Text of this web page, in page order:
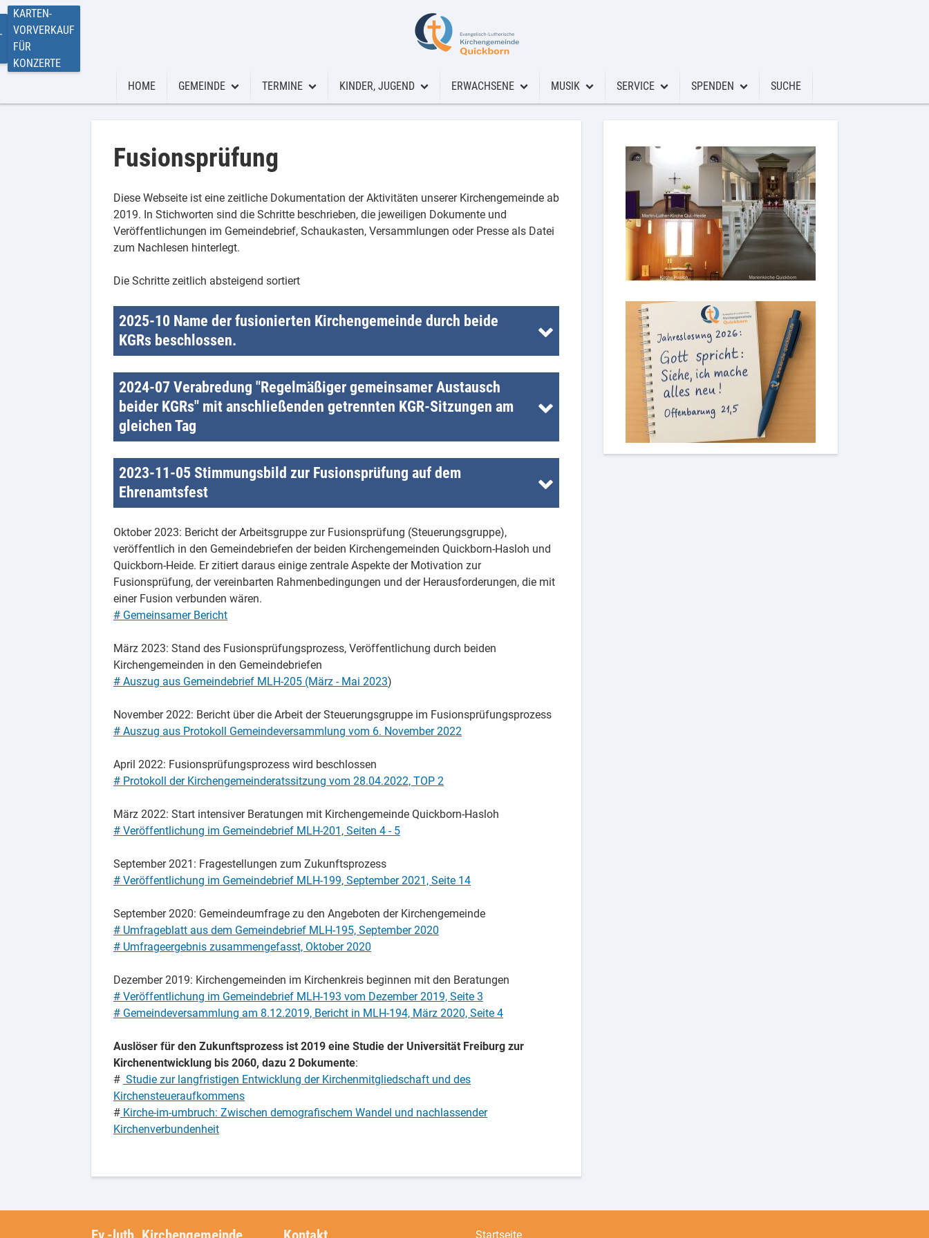
KARTEN-
VORVERKAUF
FÜR
KONZERTE
HOME
GEMEINDE
Ein Leben lang
Friedhof
Kirchengemeinderat
TERMINE
Konzerte
Proben Musik
KINDER, JUGEND
Kinderkirche
Kitas
Pfadfinder
ERWACHSENE
Seniorenarbeit
Töpferkreis
MUSIK
Kantorei
Kinder- und Jugendchor
Orgel
SERVICE
Anmeldungen Taufe, Konfi, Hochzeit usw
Glaube
Gemeindebriefe
Schutzkonzept
Geschäftsordnung Quickborn
Fusion
Angebote extern
SPENDEN SUCHE
Fusionsprüfung
Diese Webseite ist eine zeitliche Dokumentation der Aktivitäten unserer Kirchengemeinde ab
2019. In Stichworten sind die Schritte beschrieben, die jeweiligen Dokumente und
Veröffentlichungen im Gemeindebrief, Schaukasten, Versammlungen oder Presse als Datei
zum Nachlesen hinterlegt.
Die Schritte zeitlich absteigend sortiert
2025-10 Name der fusionierten Kirchengemeinde durch beide
KGRs beschlossen.
Die voraussichtlich am 1. Januar 2026 fusionierte neue Kirchenmeinde (Fusion der
Kirchengemeinden Quickborn-Hasloh und Quickborn-Heide) hat den Namen "Ev. - luth.
Kirchengemeinde Quickborn". Das haben beide Kirchengemeinderäte in den Sitzungen
September bzw. Oktober 2025 beschlossen.
2024-07 Verabredung "Regelmäßiger gemeinsamer Austausch
beider KGRs" mit anschließenden getrennten KGR-Sitzungen am
gleichen Tag
Nach einer gemeinsamen Andacht werden die aktuellen Punkte der Fusionsgruppe
besprochen und daraus ggf. Beschlüsse für die KGRs vorbereitet. Diese gemeinsamen
Treffen sind bis zur Fusion keine offiziellen Sitzungen und daraus resultierende
Beschlüsse können nur im Anschluss in den einzelnen KGRs gefasst werden.
2023-11-05 Stimmungsbild zur Fusionsprüfung auf dem
Ehrenamtsfest
Auf dem Ehrenamtsfest hatten die Teilnehmer die Möglichkeit, ihre Stimmung zu einer
möglichen Fusion durch Punkte (Farbe rot / blau ohne Bedeutung) zu benennen.
Oktober 2023: Bericht der Arbeitsgruppe zur Fusionsprüfung (Steuerungsgruppe),
veröffentlich in den Gemeindebriefen der beiden Kirchengemeinden Quickborn-Hasloh und
Quickborn-Heide. Er zitiert daraus einige zentrale Aspekte der Motivation zur
Fusionsprüfung, der vereinbarten Rahmenbedingungen und der Herausforderungen, die mit
einer Fusion verbunden wären.
# Gemeinsamer Bericht
März 2023: Stand des Fusionsprüfungsprozess, Veröffentlichung durch beiden
Kirchengemeinden in den Gemeindebriefen
# Auszug aus Gemeindebrief MLH-205 (März - Mai 2023)
November 2022: Bericht über die Arbeit der Steuerungsgruppe im Fusionsprüfungsprozess
# Auszug aus Protokoll Gemeindeversammlung vom 6. November 2022
April 2022: Fusionsprüfungsprozess wird beschlossen
# Protokoll der Kirchengemeinderatssitzung vom 28.04.2022, TOP 2
März 2022: Start intensiver Beratungen mit Kirchengemeinde Quickborn-Hasloh
# Veröffentlichung im Gemeindebrief MLH-201, Seiten 4 - 5
September 2021: Fragestellungen zum Zukunftsprozess
# Veröffentlichung im Gemeindebrief MLH-199, September 2021, Seite 14
September 2020: Gemeindeumfrage zu den Angeboten der Kirchengemeinde
# Umfrageblatt aus dem Gemeindebrief MLH-195, September 2020
# Umfrageergebnis zusammengefasst, Oktober 2020
Dezember 2019: Kirchengemeinden im Kirchenkreis beginnen mit den Beratungen
# Veröffentlichung im Gemeindebrief MLH-193 vom Dezember 2019, Seite 3
# Gemeindeversammlung am 8.12.2019, Bericht in MLH-194, März 2020, Seite 4
Auslöser für den Zukunftsprozess ist 2019 eine Studie der Universität Freiburg zur
Kirchenentwicklung bis 2060, dazu 2 Dokumente:
# Studie zur langfristigen Entwicklung der Kirchenmitgliedschaft und des
Kirchensteueraufkommens
# Kirche-im-umbruch: Zwischen demografischem Wandel und nachlassender
Kirchenverbundenheit
Startseite